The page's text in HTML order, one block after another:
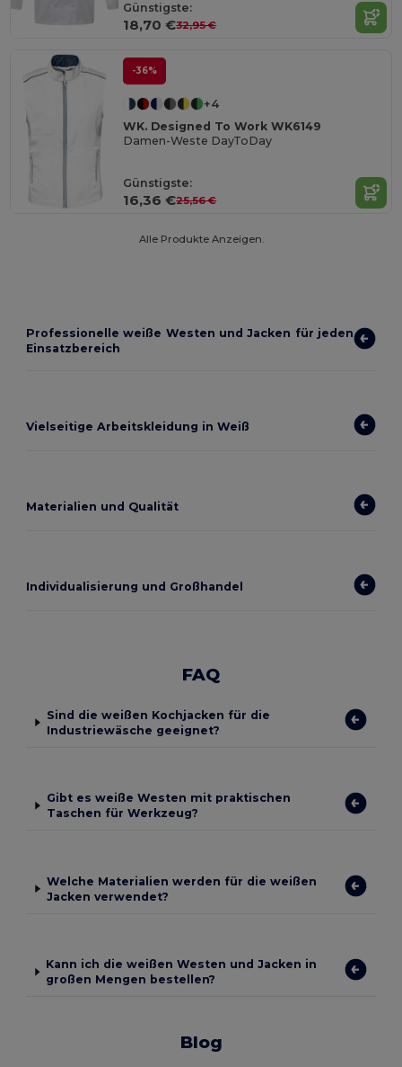
Günstigste:
18,70 €32,95 €
-36%
+4
WK. Designed To Work WK6149
Damen-Weste DayToDay
Günstigste:
16,36 €25,56 €
Alle Produkte Anzeigen.
Professionelle weiße Westen und Jacken für jeden
Einsatzbereich
Vielseitige Arbeitskleidung in Weiß
Materialien und Qualität
Individualisierung und Großhandel
FAQ
Sind die weißen Kochjacken für die
Industriewäsche geeignet?
Gibt es weiße Westen mit praktischen
Taschen für Werkzeug?
Welche Materialien werden für die weißen
Jacken verwendet?
Kann ich die weißen Westen und Jacken in
großen Mengen bestellen?
Blog